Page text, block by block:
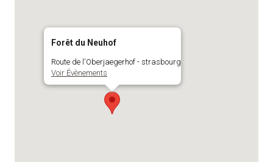
Forêt du Neuhof
Route de l'Oberjaegerhof - strasbourg
Voir Évènements